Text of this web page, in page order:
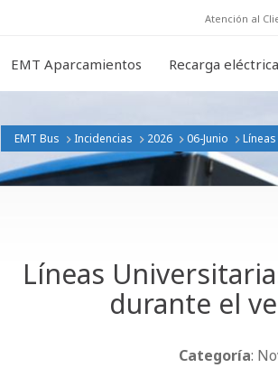
Atención al
EMT Aparcamientos Recarga eléctrica
EMT Bus Incidencias 2026 06-Junio
Líneas
durante el
Categoría: